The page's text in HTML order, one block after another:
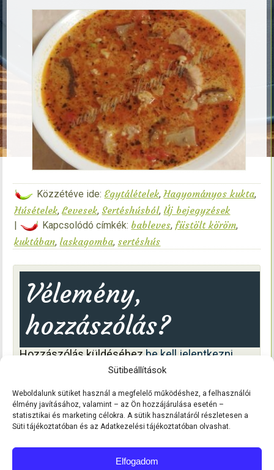
Sütibeállítások
Weboldalunk sütiket használ a megfelelő működéshez, a felhasználói
élmény javításához, valamint – az Ön hozzájárulása esetén –
statisztikai és marketing célokra. A sütik használatáról részletesen a
Süti tájékoztatóban és az Adatkezelési tájékoztatóban olvashat.
Elfogadom
Közzétéve ide: Egytálételek,Hagyományos kukta,
Húsételek,Levesek, Sertéshúsból, Új bejegyzések
| Kapcsolódó címkék: bableves, füstölt köröm,
kuktában, laskagomba, sertéshús
Vélemény,
hozzászólás?
Hozzászólás küldéséhezbe kell jelentkezni.
Könnyű reggelim, minden saját készítés!